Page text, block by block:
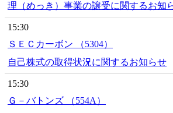
理（めっき）事業の譲受に関するお知
15:30
ＳＥＣカーボン （5304）
自己株式の取得状況に関するお知らせ
15:30
Ｇ－バトンズ （554A）